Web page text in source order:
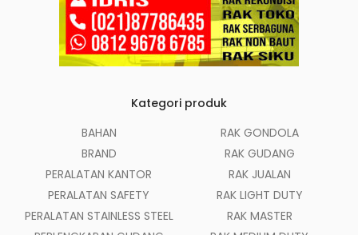
Kategori produk
BAHAN
BRAND
PERALATAN KANTOR
PERALATAN SAFETY
PERALATAN STAINLESS STEEL
RAK GONDOLA
RAK GUDANG
RAK JUALAN
RAK LIGHT DUTY
RAK MASTER